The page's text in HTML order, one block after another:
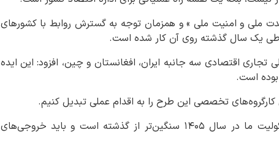
ملی و امنیت ملی » و همزمان توجه به گسترش روابط با کشورهای
یک سال گذشته روی آن کار شده است.
تجاری اقتصادی سه جانبه ایران، افغانستان و چین، افزود: این ایده
است.
کارگروه‌های تخصصی این طرح را به اقدام عملی تبدیل کنیم.
وی خاطرنشان کرد: با توجه به تأکیدات انجام‌شده، مسئولیت ما در سال ۱۴۰۵ سنگین‌تر از گذشته است و باید خروجی‌های